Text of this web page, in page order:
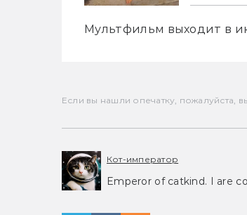
Мультфильм выходит в
Если вы нашли опечатку, пожалуйста,
Кот-император
Emperor of catkind. I are